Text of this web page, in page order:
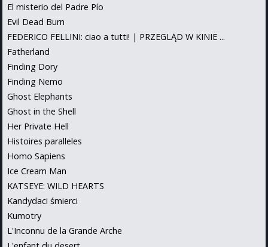
El misterio del Padre Pío
Evil Dead Burn
FEDERICO FELLINI: ciao a tutti! | PRZEGLĄD W KINIE ...
Fatherland
Finding Dory
Finding Nemo
Ghost Elephants
Ghost in the Shell
Her Private Hell
Histoires paralleles
Homo Sapiens
Ice Cream Man
KATSEYE: WILD HEARTS
Kandydaci śmierci
Kumotry
L'Inconnu de la Grande Arche